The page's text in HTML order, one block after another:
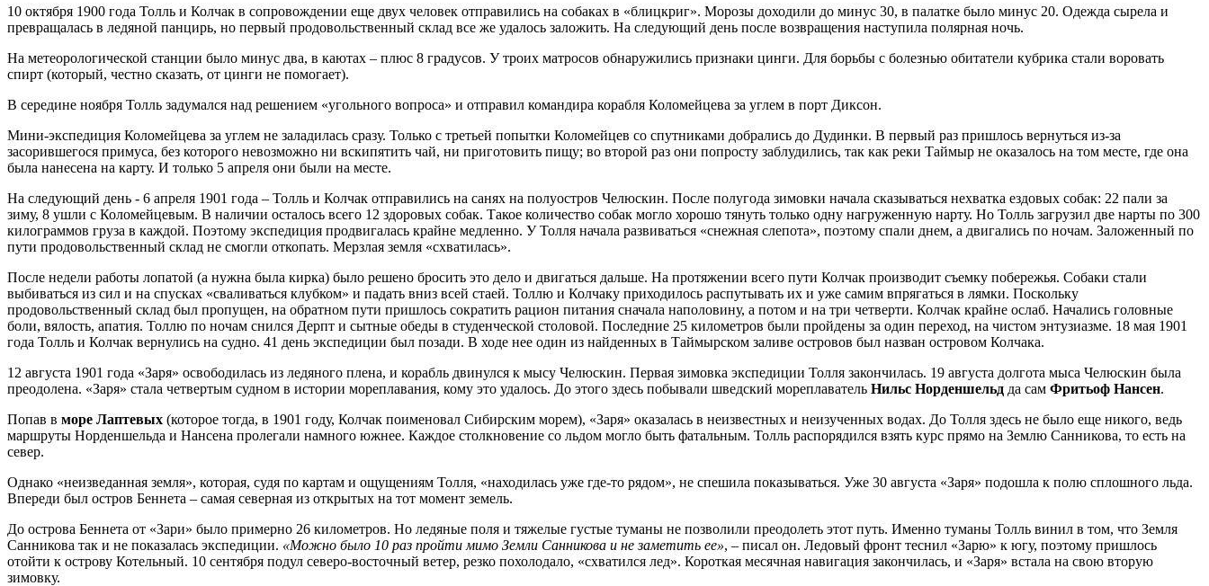
10 октября 1900 года Толль и Колчак в сопровождении еще двух человек отправились на собаках в «блицкриг». Морозы доходили до минус 30, в палатке было минус 20. Одежда сырела и
превращалась в ледяной панцирь, но первый продовольственный склад все же удалось заложить. На следующий день после возвращения наступила полярная ночь.
На метеорологической станции было минус два, в каютах – плюс 8 градусов. У троих матросов обнаружились признаки цинги. Для борьбы с болезнью обитатели кубрика стали воровать
спирт (который, честно сказать, от цинги не помогает).
В середине ноября Толль задумался над решением «угольного вопроса» и отправил командира корабля Коломейцева за углем в порт Диксон.
Мини-экспедиция Коломейцева за углем не заладилась сразу. Только с третьей попытки Коломейцев со спутниками добрались до Дудинки. В первый раз пришлось вернуться из-за
засорившегося примуса, без которого невозможно ни вскипятить чай, ни приготовить пищу; во второй раз они попросту заблудились, так как реки Таймыр не оказалось на том месте, где она
была нанесена на карту. И только 5 апреля они были на месте.
На следующий день - 6 апреля 1901 года – Толль и Колчак отправились на санях на полуостров Челюскин. После полугода зимовки начала сказываться нехватка ездовых собак: 22 пали за
зиму, 8 ушли с Коломейцевым. В наличии осталось всего 12 здоровых собак. Такое количество собак могло хорошо тянуть только одну нагруженную нарту. Но Толль загрузил две нарты по 300
килограммов груза в каждой. Поэтому экспедиция продвигалась крайне медленно. У Толля начала развиваться «снежная слепота», поэтому спали днем, а двигались по ночам. Заложенный по
пути продовольственный склад не смогли откопать. Мерзлая земля «схватилась».
После недели работы лопатой (а нужна была кирка) было решено бросить это дело и двигаться дальше. На протяжении всего пути Колчак производит съемку побережья. Собаки стали
выбиваться из сил и на спусках «сваливаться клубком» и падать вниз всей стаей. Толлю и Колчаку приходилось распутывать их и уже самим впрягаться в лямки. Поскольку
продовольственный склад был пропущен, на обратном пути пришлось сократить рацион питания сначала наполовину, а потом и на три четверти. Колчак крайне ослаб. Начались головные
боли, вялость, апатия. Толлю по ночам снился Дерпт и сытные обеды в студенческой столовой. Последние 25 километров были пройдены за один переход, на чистом энтузиазме. 18 мая 1901
года Толль и Колчак вернулись на судно. 41 день экспедиции был позади. В ходе нее один из найденных в Таймырском заливе островов был назван островом Колчака.
12 августа 1901 года «Заря» освободилась из ледяного плена, и корабль двинулся к мысу Челюскин. Первая зимовка экспедиции Толля закончилась. 19 августа долгота мыса Челюскин была
преодолена. «Заря» стала четвертым судном в истории мореплавания, кому это удалось. До этого здесь побывали шведский мореплаватель Нильс Норденшельд да сам Фритьоф Нансен.
Попав в море Лаптевых (которое тогда, в 1901 году, Колчак поименовал Сибирским морем), «Заря» оказалась в неизвестных и неизученных водах. До Толля здесь не было еще никого, ведь
маршруты Норденшельда и Нансена пролегали намного южнее. Каждое столкновение со льдом могло быть фатальным. Толль распорядился взять курс прямо на Землю Санникова, то есть на
север.
Однако «неизведанная земля», которая, судя по картам и ощущениям Толля, «находилась уже где-то рядом», не спешила показываться. Уже 30 августа «Заря» подошла к полю сплошного льда.
Впереди был остров Беннета – самая северная из открытых на тот момент земель.
До острова Беннета от «Зари» было примерно 26 километров. Но ледяные поля и тяжелые густые туманы не позволили преодолеть этот путь. Именно туманы Толль винил в том, что Земля
Санникова так и не показалась экспедиции. «Можно было 10 раз пройти мимо Земли Санникова и не заметить ее», – писал он. Ледовый фронт теснил «Зарю» к югу, поэтому пришлось
отойти к острову Котельный. 10 сентября подул северо-восточный ветер, резко похолодало, «схватился лед». Короткая месячная навигация закончилась, и «Заря» встала на свою вторую
зимовку.